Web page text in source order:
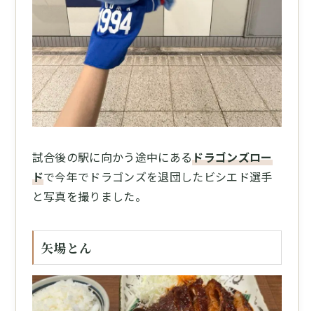
試合後の駅に向かう途中にあるドラゴンズロー
ドで今年でドラゴンズを退団したビシエド選手
と写真を撮りました。
矢場とん